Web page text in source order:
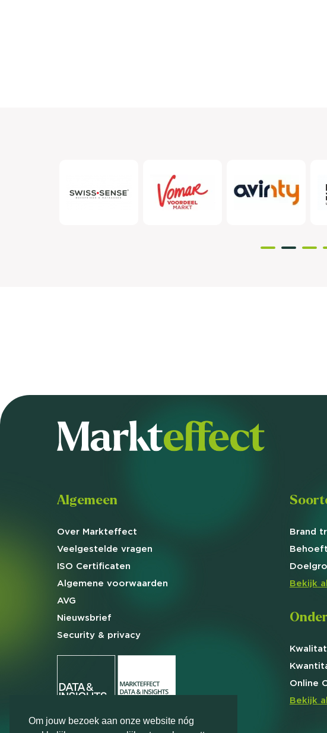
Om jouw bezoek aan onze website nóg
Algemeen
Over Markteffect
Veelgestelde vragen
ISO Certificaten
Algemene voorwaarden
AVG
Nieuwsbrief
Security & privacy
Brand
Bekijk
Online
Bekijk